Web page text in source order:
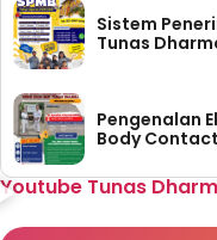
Sistem
Tunas
Pengenalan
Body
Youtube Tunas